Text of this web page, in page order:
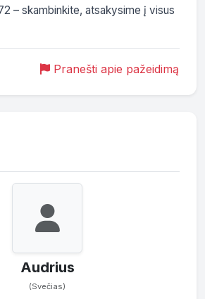
– skambinkite, atsakysime į visus
Pranešti apie pažeidimą
Audrius
(Svečias)